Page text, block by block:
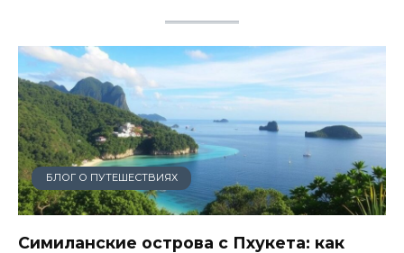
БЛОГ О ПУТЕШЕСТВИЯХ
Симиланские острова с Пхукета: как